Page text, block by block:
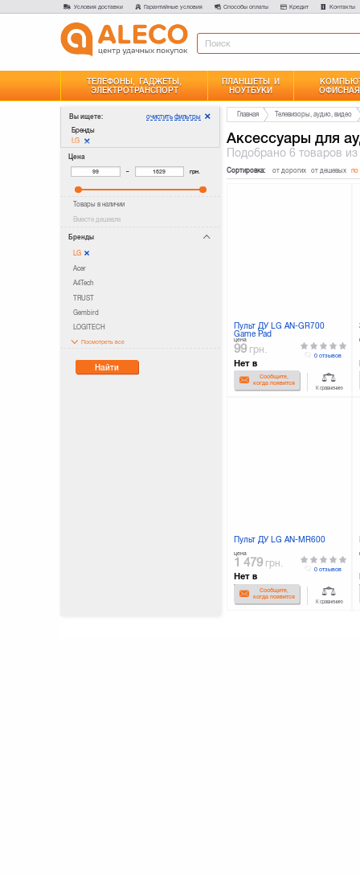
Условия доставки Гарантийные условия Способы оплаты Кредит Контакты
ТЕЛЕФОНЫ, ГАДЖЕТЫ,
ЭЛЕКТРОТРАНСПОРТ
ПЛАНШЕТЫ И
НОУТБУКИ
Вы ищете:
Бренды
LG
очистить фильтры
Цена
– грн.
Товары в наличии
Вместе дешевле
Бренды
LG
Acer
A4Tech
TRUST
Gembird
LOGITECH
Посмотреть все
Найти
Главная Телевизоры, аудио, видео
Аксессуары для
Подобрано6 товаров
Сортировка: от дорогих от дешевых по
Пульт ДУ LG AN-GR700
Game Pad
цена
99 грн.
Нет в
наличииСообщите,
когда появится
0 отзывов
К сравнению
Пульт ДУ LG AN-MR600
цена
1 479 грн.
Нет в
наличииСообщите,
когда появится
0 отзывов
К сравнению